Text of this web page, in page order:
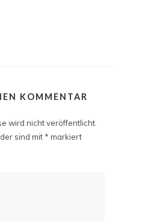
KOMMENTAR
wird nicht veröffentlicht.
sind mit * markiert